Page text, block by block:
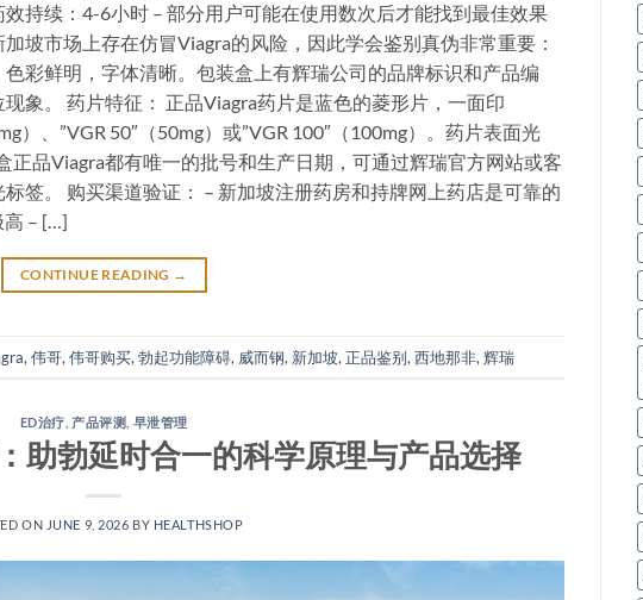
持续：4-6小时 – 部分用户可能在使用数次后才能找到最佳效果
坡市场上存在仿冒Viagra的风险，因此学会鉴别真伪非常重要：
彩鲜明，字体清晰。包装盒上有辉瑞公司的品牌标识和产品编
象。 药片特征： 正品Viagra药片是蓝色的菱形片，一面印
）、”VGR 50″（50mg）或”VGR 100″（100mg）。药片表面光
正品Viagra都有唯一的批号和生产日期，可通过辉瑞官方网站或客
签。 购买渠道验证： – 新加坡注册药房和持牌网上药店是可靠的
高 – […]
CONTINUE READING →
, 伟哥, 伟哥购买, 勃起功能障碍, 威而钢, 新加坡, 正品鉴别, 西地那非, 辉瑞
ED治疗 产品评测 早泄管理
助勃延时合一的科学原理与产品选择
ON JUNE 9, 2026 BY HEALTHSHOP